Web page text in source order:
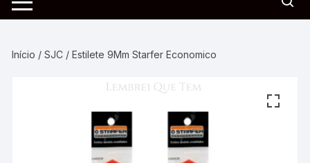
Início /SJC / Estilete 9Mm Starfer Economico